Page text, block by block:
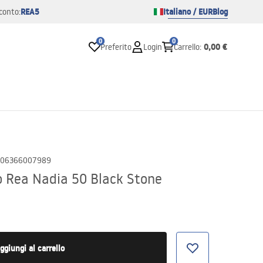
REA5 Italiano / EURBlog
0
Preferito Login
0
Carrello: 0,00 €
Nadia 50 Black Stone
al carrello